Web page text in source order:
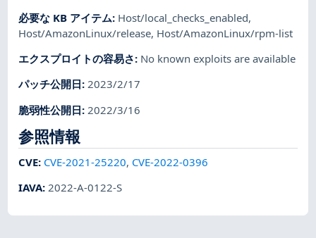
必要な KB アイテム: Host/local_checks_enabled,
Host/AmazonLinux/release, Host/AmazonLinux/rpm-list
エクスプロイトの容易さ: No known exploits are available
パッチ公開日:2023/2/17
脆弱性公開日: 2022/3/16
参照情報
CVE: CVE-2021-25220, CVE-2022-0396
IAVA: 2022-A-0122-S